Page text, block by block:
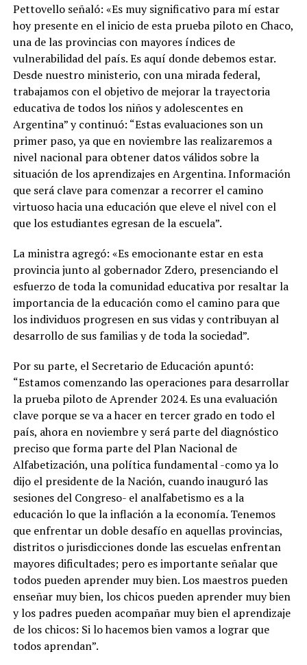
Pettovello señaló: «Es muy significativo para mí estar
hoy presente en el inicio de esta prueba piloto en Chaco,
una de las provincias con mayores índices de
vulnerabilidad del país. Es aquí donde debemos estar.
Desde nuestro ministerio, con una mirada federal,
trabajamos con el objetivo de mejorar la trayectoria
educativa de todos los niños y adolescentes en
Argentina” y continuó: “Estas evaluaciones son un
primer paso, ya que en noviembre las realizaremos a
nivel nacional para obtener datos válidos sobre la
situación de los aprendizajes en Argentina. Información
que será clave para comenzar a recorrer el camino
virtuoso hacia una educación que eleve el nivel con el
que los estudiantes egresan de la escuela”.
La ministra agregó: «Es emocionante estar en esta
provincia junto al gobernador Zdero, presenciando el
esfuerzo de toda la comunidad educativa por resaltar la
importancia de la educación como el camino para que
los individuos progresen en sus vidas y contribuyan al
desarrollo de sus familias y de toda la sociedad”.
Por su parte, el Secretario de Educación apuntó:
“Estamos comenzando las operaciones para desarrollar
la prueba piloto de Aprender 2024. Es una evaluación
clave porque se va a hacer en tercer grado en todo el
país, ahora en noviembre y será parte del diagnóstico
preciso que forma parte del Plan Nacional de
Alfabetización, una política fundamental -como ya lo
dijo el presidente de la Nación, cuando inauguró las
sesiones del Congreso- el analfabetismo es a la
educación lo que la inflación a la economía. Tenemos
que enfrentar un doble desafío en aquellas provincias,
distritos o jurisdicciones donde las escuelas enfrentan
mayores dificultades; pero es importante señalar que
todos pueden aprender muy bien. Los maestros pueden
enseñar muy bien, los chicos pueden aprender muy bien
y los padres pueden acompañar muy bien el aprendizaje
de los chicos: Si lo hacemos bien vamos a lograr que
todos aprendan”.